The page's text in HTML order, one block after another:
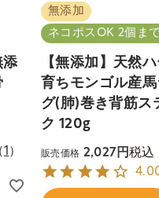
添
1 ）
無添加
ネコポスOK 2個ま
【無添加】天然
育ちモンゴル産
グ(肺)巻き背筋ス
ク 120g
販売価格 2,027 税込